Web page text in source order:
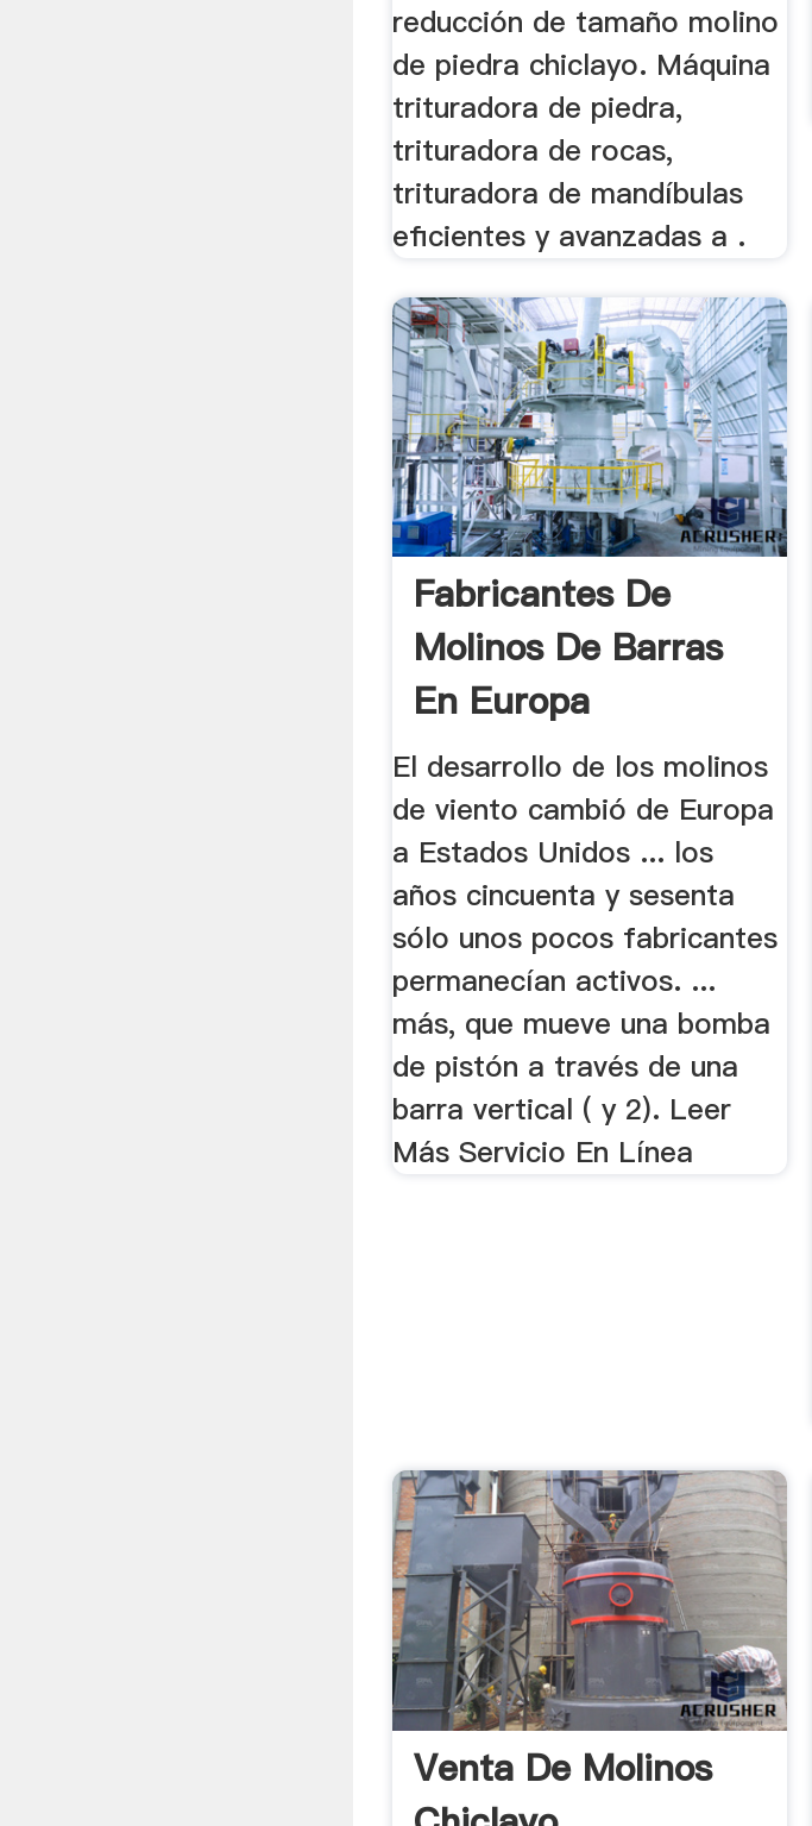
reducción de tamaño molino
de piedra chiclayo. Máquina
trituradora de piedra,
trituradora de rocas,
trituradora de mandíbulas
eficientes y avanzadas a .
Fabricantes De
Molinos De Barras
En Europa
El desarrollo de los molinos
de viento cambió de Europa
a Estados Unidos ... los
años cincuenta y sesenta
sólo unos pocos fabricantes
permanecían activos. ...
más, que mueve una bomba
de pistón a través de una
barra vertical ( y 2). Leer
Más Servicio En Línea
Venta De Molinos